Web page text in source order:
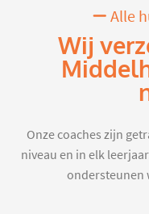
Alle
Wij
Onze coaches zijn
niveau en in elk
ondersteunen